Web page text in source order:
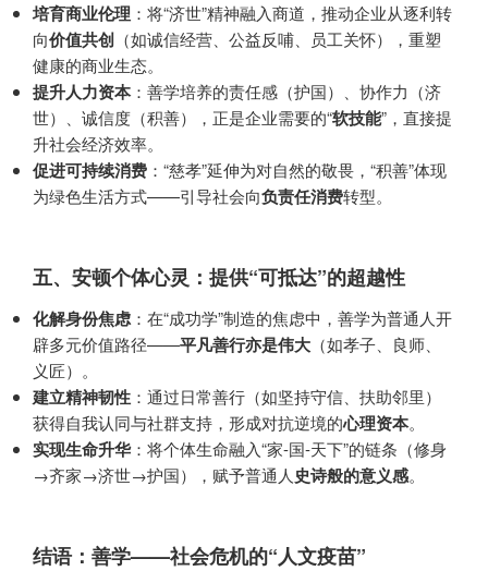
培育商业伦理 ：将“济世”精神融入商道，推动企业从逐利转
向价值共创 （如诚信经营、公益反哺、员工关怀），重塑
健康的商业生态。
提升人力资本：善学培养的责任感（护国）、协作力（济
世）、诚信度（积善），正是企业需要的“软技能”，直接提
升社会经济效率。
促进可持续消费 ：“慈孝”延伸为对自然的敬畏，“积善”体现
为绿色生活方式——引导社会向负责任消费转型。
五、安顿个体心灵：提供“可抵达”的超越性
化解身份焦虑：在“成功学”制造的焦虑中，善学为普通人开
辟多元价值路径——平凡善行亦是伟大 （如孝子、良师、
义匠）。
建立精神韧性 ：通过日常善行（如坚持守信、扶助邻里）
获得自我认同与社群支持，形成对抗逆境的心理资本。
实现生命升华：将个体生命融入“家-国-天下”的链条（修身
→齐家→济世→护国），赋予普通人史诗般的意义感。
结语：善学——社会危机的“人文疫苗”